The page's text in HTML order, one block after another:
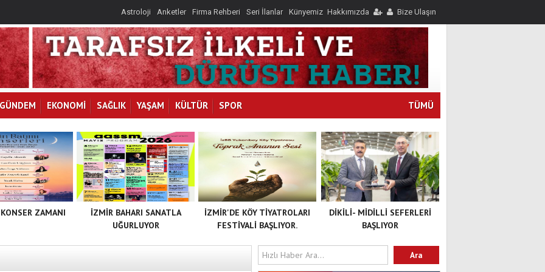
Astroloji Anketler Firma Rehberi Seri İlanlar Künyemiz Hakkımızda Bize Ulaşın
GÜNDEM EKONOMİ SAĞLIK YAŞAM KÜLTÜR SPOR TÜMÜ
ZAMANI
İZMİR BAHARI SANATLA
UĞURLUYOR
DİKİLİ- MİDİLLİ SEFERLERİ
BAŞLIYOR
İZMİR'DE KÖY TİYATROLARI
FESTİVALİ BAŞLIYOR.